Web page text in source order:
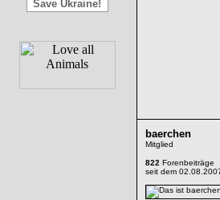
Save Ukraine!
baerchen
Mitglied
822 Forenbeiträge
seit dem